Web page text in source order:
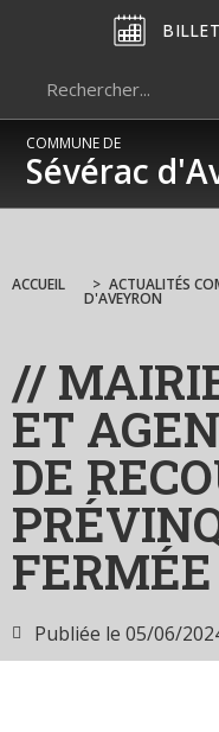
COMMUNE DE
Sévérac
ACCUEIL > ACTUALITÉS
D'AVEYRON
//
ET
DE
Publiée le 05/06/